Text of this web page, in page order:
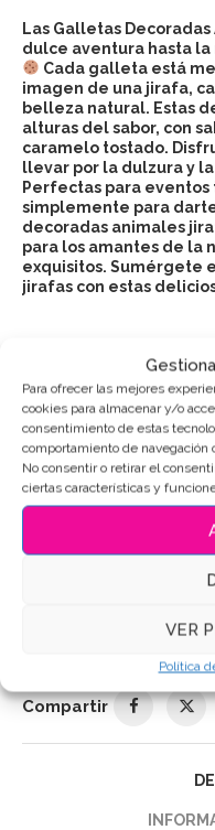
Para ofrecer las mejores
cookies para almacenar y/o
consentimiento de estas
comportamiento de navegación
No consentir o retirar el
ciertas características y
VER
Política
Las Galletas
dulce aventura hasta
Cada galleta está
imagen de una jirafa,
belleza natural. Estas
alturas del sabor, con
caramelo tostado.
llevar por la dulzura y
Perfectas para
simplemente para
decoradas animales
para los amantes de la
exquisitos. Sumérgete
jirafas con estas
Puedes consultar los
SKU:4018
Galletas de
Compartir